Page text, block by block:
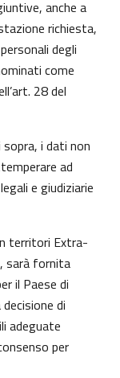
anche a
richiesta,
degli
come
28 del
sopra, i dati non
ad
e giudiziarie
territori Extra-
sarà fornita
il Paese di
di
adeguate
per